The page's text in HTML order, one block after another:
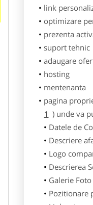
link
optimizare
prezenta
suport tehnic
adaugare
hosting
mentenanta
pagina
1 ) unde va
Datele de
Descriere
Logo
Descrierea
Galerie Foto
Pozitionare